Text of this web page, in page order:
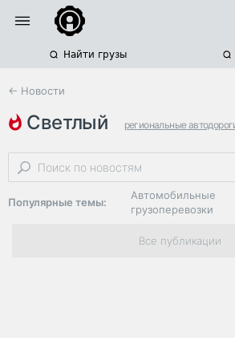
Найти грузы
← Новости
светлый региональные
Популярные темы:
Автомобильные
грузоперевозки
Региональная
логистика
Все публикации